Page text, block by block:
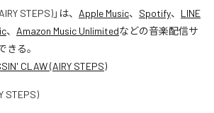
STEPS)」は、 Apple Music、 Spotify、 LINE
、 Amazon Music Unlimitedなどの音楽配信サ
きる。
CLAW (AIRY STEPS)